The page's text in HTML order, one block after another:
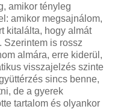
amikor tényleg
amikor megsajnálom,
kitalálta, hogy almát
Szerintem is rossz
almára, erre kiderül,
visszajelzés szinte
sincs benne,
de a gyerek
tartalom és olyankor